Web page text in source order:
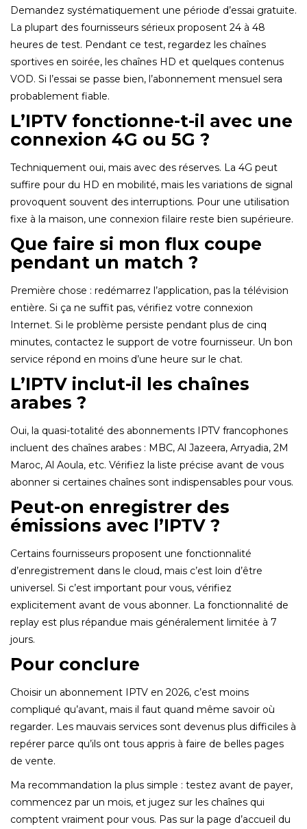
Demandez systématiquement une période d’essai gratuite.
La plupart des fournisseurs sérieux proposent 24 à 48
heures de test. Pendant ce test, regardez les chaînes
sportives en soirée, les chaînes HD et quelques contenus
VOD. Si l’essai se passe bien, l’abonnement mensuel sera
probablement fiable.
L’IPTV fonctionne-t-il avec une
connexion 4G ou 5G ?
Techniquement oui, mais avec des réserves. La 4G peut
suffire pour du HD en mobilité, mais les variations de signal
provoquent souvent des interruptions. Pour une utilisation
fixe à la maison, une connexion filaire reste bien supérieure.
Que faire si mon flux coupe
pendant un match ?
Première chose : redémarrez l’application, pas la télévision
entière. Si ça ne suffit pas, vérifiez votre connexion
Internet. Si le problème persiste pendant plus de cinq
minutes, contactez le support de votre fournisseur. Un bon
service répond en moins d’une heure sur le chat.
L’IPTV inclut-il les chaînes
arabes ?
Oui, la quasi-totalité des abonnements IPTV francophones
incluent des chaînes arabes : MBC, Al Jazeera, Arryadia, 2M
Maroc, Al Aoula, etc. Vérifiez la liste précise avant de vous
abonner si certaines chaînes sont indispensables pour vous.
Peut-on enregistrer des
émissions avec l’IPTV ?
Certains fournisseurs proposent une fonctionnalité
d’enregistrement dans le cloud, mais c’est loin d’être
universel. Si c’est important pour vous, vérifiez
explicitement avant de vous abonner. La fonctionnalité de
replay est plus répandue mais généralement limitée à 7
jours.
Pour conclure
Choisir un abonnement IPTV en 2026, c’est moins
compliqué qu’avant, mais il faut quand même savoir où
regarder. Les mauvais services sont devenus plus difficiles à
repérer parce qu’ils ont tous appris à faire de belles pages
de vente.
Ma recommandation la plus simple : testez avant de payer,
commencez par un mois, et jugez sur les chaînes qui
comptent vraiment pour vous. Pas sur la page d’accueil du